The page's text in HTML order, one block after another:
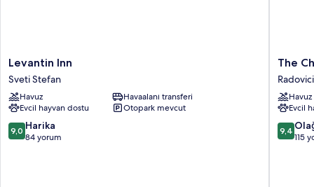
Levantin
Inn
Sveti
Stefan
Levantin Inn
Sveti Stefan
Havuz
Havaalanı transferi
Evcil hayvan dostu
Otopark mevcut
10
üzerinden
9,0 Harika
84 yorum
The
Chedi
Lustica
Bay
Radovici
The
Radovici
Havuz
Evcil
10
9,4
115